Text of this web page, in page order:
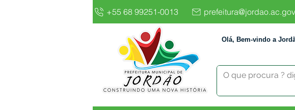
+55 68 99251-0013
Olá, Bem-vindo a